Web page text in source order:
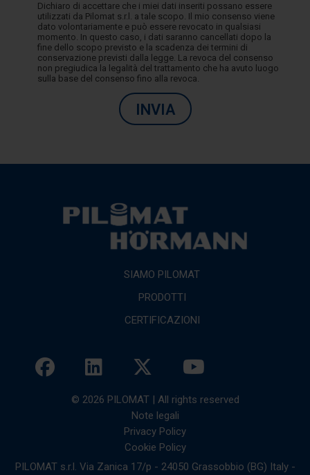
Dichiaro di accettare che i miei dati inseriti possano essere
utilizzati da Pilomat s.r.l. a tale scopo. Il mio consenso viene
dato volontariamente e può essere revocato in qualsiasi
momento. In questo caso, i dati saranno cancellati dopo la
fine dello scopo previsto e la scadenza dei termini di
conservazione previsti dalla legge. La revoca del consenso
non pregiudica la legalità del trattamento che ha avuto luogo
sulla base del consenso fino alla revoca.
INVIA
SIAMO PILOMAT
PRODOTTI
CERTIFICAZIONI
© 2026 PILOMAT | All rights reserved
Note legali
Privacy Policy
Cookie Policy
PILOMAT s.r.l. Via Zanica 17/p - 24050 Grassobbio (BG) Italy -